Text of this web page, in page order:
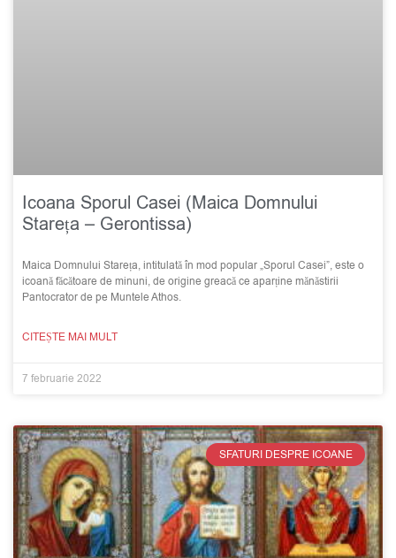
Icoana Sporul Casei (Maica Domnului
Stareța – Gerontissa)
Maica Domnului Stareța, intitulată în mod popular „Sporul Casei”, este o
icoană făcătoare de minuni, de origine greacă ce aparține mănăstirii
Pantocrator de pe Muntele Athos.
CITEȘTE MAI MULT
7 februarie 2022
SFATURI DESPRE ICOANE